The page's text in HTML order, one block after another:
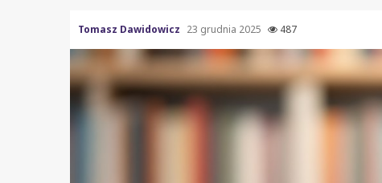
Tomasz Dawidowicz 23 grudnia 2025 487